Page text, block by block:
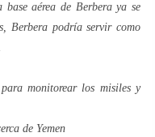
aérea de Berbera ya se
Berbera podría servir como
monitorear los misiles y
de Yemen